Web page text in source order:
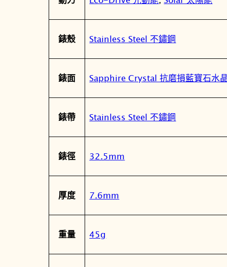
錶殼 Stainless Steel 不鏽鋼
錶面 Sapphire Crystal 抗磨損藍寶石水
錶帶 Stainless Steel 不鏽鋼
錶徑 32.5mm
厚度 7.6mm
重量 45g